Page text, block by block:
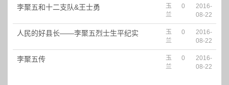
李聚五和十二支队&王士勇
玉
兰
0
2016-
08-22
人民的好县长——李聚五烈士生平纪实
玉
兰
0
2016-
08-22
李聚五传
玉
兰
0
2016-
08-22